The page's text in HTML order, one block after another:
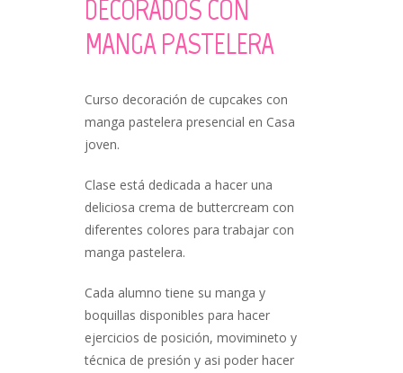
DECORADOS CON
MANGA PASTELERA
Curso decoración de cupcakes con
manga pastelera presencial en Casa
joven.
Clase está dedicada a hacer una
deliciosa crema de buttercream con
diferentes colores para trabajar con
manga pastelera.
Cada alumno tiene su manga y
boquillas disponibles para hacer
ejercicios de posición, movimineto y
técnica de presión y asi poder hacer